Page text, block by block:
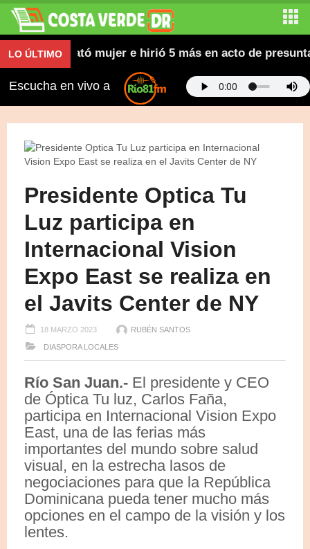
LO ÚLTIMO
joven mató mujer e hirió 5 más en acto de presunta
Escucha en vivo a
Presidente Optica Tu
Luz participa en
Internacional Vision
Expo East se realiza en
el Javits Center de NY
18 MARZO 2023 RUBÉN SANTOS
DIASPORA LOCALES
Río San Juan.- El presidente y CEO
de Óptica Tu luz, Carlos Faña,
participa en Internacional Vision Expo
East, una de las ferias más
importantes del mundo sobre salud
visual, en la estrecha lasos de
negociaciones para que la República
Dominicana pueda tener mucho más
opciones en el campo de la visión y los
lentes.